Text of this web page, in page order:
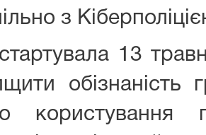
з
13
користування